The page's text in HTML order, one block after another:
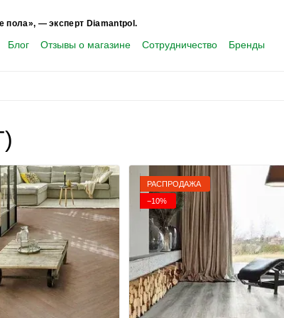
пола», — эксперт Diamantpol.
Блог Отзывы о магазине Сотрудничество
Бренды
РАСПРОДАЖА
−10%